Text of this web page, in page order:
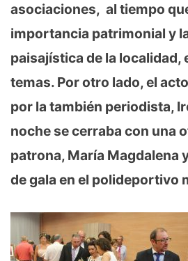
asociaciones, al tiempo
importancia patrimonial y
paisajística de la localidad,
temas. Por otro lado, el
por la también periodista,
noche se cerraba con una
patrona, María Magdalena
de gala en el polideportivo